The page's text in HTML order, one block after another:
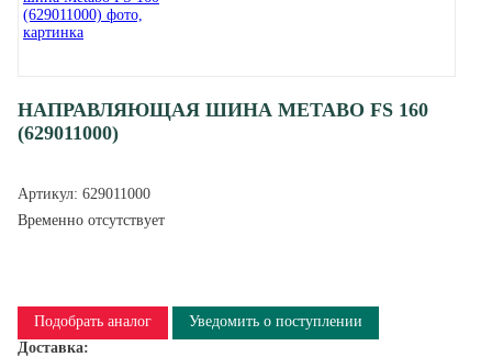
НАПРАВЛЯЮЩАЯ ШИНА METABO FS 160
(629011000)
Артикул: 629011000
Временно отсутствует
Подобрать аналог
Уведомить о поступлении
Доставка: